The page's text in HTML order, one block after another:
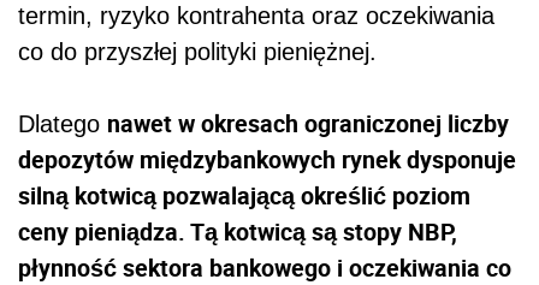
termin, ryzyko kontrahenta oraz oczekiwania
co do przyszłej polityki pieniężnej.
Dlatego nawet w okresach ograniczonej liczby
depozytów międzybankowych rynek dysponuje
silną kotwicą pozwalającą określić poziom
ceny pieniądza. Tą kotwicą są stopy NBP,
płynność sektora bankowego i oczekiwania co